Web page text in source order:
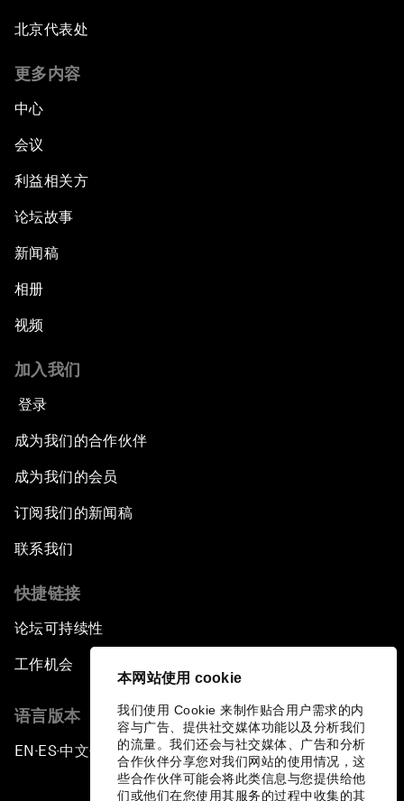
本网站使用 cookie
我们使用 Cookie 来制作贴合用户需求的内
容与广告、提供社交媒体功能以及分析我们
的流量。我们还会与社交媒体、广告和分析
合作伙伴分享您对我们网站的使用情况，这
些合作伙伴可能会将此类信息与您提供给他
们或他们在您使用其服务的过程中收集的其
北京代表处
更多内容
中心
会议
利益相关方
论坛故事
新闻稿
相册
视频
加入我们
登录
成为我们的合作伙伴
成为我们的会员
订阅我们的新闻稿
联系我们
快捷链接
论坛可持续性
工作机会
语言版本
EN ▪ES▪中文▪ 日本語